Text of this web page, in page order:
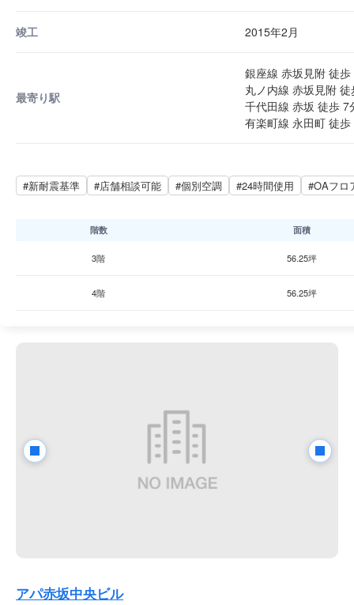
竣工 2015年2月
最寄り駅
銀座線 赤坂見附 徒歩
丸ノ内線 赤坂見附
千代田線 赤坂 徒歩 7
有楽町線 永田町 徒歩
#新耐震基準 #店舗相談可能 #個別空調 #24時間使用 #OAフロ
階数 面積
3階 56.25坪
4階 56.25坪
アパ赤坂中央ビル